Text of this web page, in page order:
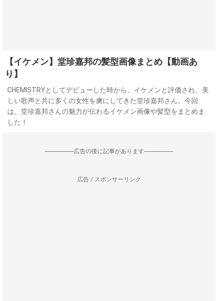
【イケメン】堂珍嘉邦の髪型画像まとめ【動画あ
り】
CHEMISTRYとしてデビューした時から、イケメンと評価され、美
しい歌声と共に多くの女性を虜にしてきた堂珍嘉邦さん。今回
は、堂珍嘉邦さんの魅力が伝わるイケメン画像や髪型をまとめま
した！
--------------------広告の後に記事があります--------------------
広告 / スポンサーリンク